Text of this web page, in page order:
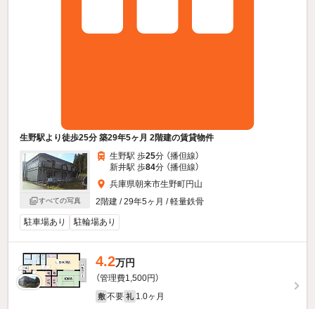
生野駅より徒歩25分 築29年5ヶ月 2階建の賃貸物件
すべての写真
生野駅 歩25分 （播但線）
新井駅 歩84分 （播但線）
兵庫県朝来市生野町円山
2階建 / 29年5ヶ月 / 軽量鉄骨
駐車場あり 駐輪場あり
4.2万円
（管理費1,500円）
敷 不要 礼 1.0ヶ月